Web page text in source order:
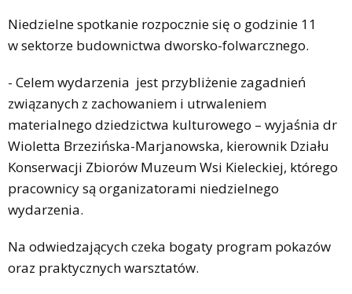
Niedzielne spotkanie rozpocznie się o godzinie 11
w sektorze budownictwa dworsko-folwarcznego.
- Celem wydarzenia jest przybliżenie zagadnień
związanych z zachowaniem i utrwaleniem
materialnego dziedzictwa kulturowego – wyjaśnia dr
Wioletta Brzezińska-Marjanowska, kierownik Działu
Konserwacji Zbiorów Muzeum Wsi Kieleckiej, którego
pracownicy są organizatorami niedzielnego
wydarzenia.
Na odwiedzających czeka bogaty program pokazów
oraz praktycznych warsztatów.